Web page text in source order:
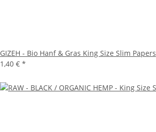
GIZEH - Bio Hanf & Gras King Size Slim Papers
1,40 € *